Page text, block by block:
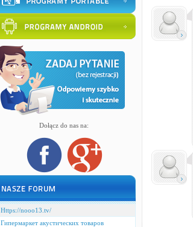
Dołącz do nas na:
Https://nooo13.tv/
Гипермаркет акустических товаров